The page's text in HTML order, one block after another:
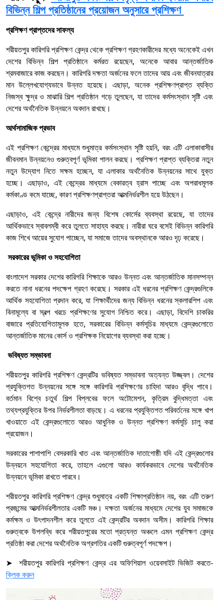
বিভিন্ন শিল্প প্রতিষ্ঠানের প্রয়োজন অনুসারে প্রশিক্ষণ
প্রশিক্ষণ প্রাপ্তদের সাফল্য
শরীয়তপুর কারিগরি প্রশিক্ষণ কেন্দ্র থেকে প্রশিক্ষণ গ্রহণকারীদের মধ্যে অনেকেই এখন
দেশের বিভিন্ন শিল্প প্রতিষ্ঠানে কর্মরত রয়েছেন, অনেকে আবার আন্তর্জাতিক
শ্রমবাজারে কাজ করছেন। কারিগরি দক্ষতা অর্জনের ফলে তাদের আয় এবং জীবনযাত্রার
মান উল্লেখযোগ্যভাবে উন্নত হয়েছে। এছাড়া, অনেক প্রশিক্ষণপ্রাপ্ত ব্যক্তি
নিজস্ব ক্ষুদ্র ও মাঝারি শিল্প প্রতিষ্ঠান গড়ে তুলছেন, যা তাদের কর্মসংস্থান সৃষ্টি এবং
দেশের অর্থনৈতিক উন্নয়নে অবদান রাখছে।
আর্থসামাজিক প্রভাব
এই প্রশিক্ষণ কেন্দ্রের মাধ্যমে শুধুমাত্র কর্মসংস্থান সৃষ্টি হয়নি, বরং এটি এলাকাবাসীর
জীবনমান উন্নয়নেও গুরুত্বপূর্ণ ভূমিকা পালন করছে। প্রশিক্ষণ প্রাপ্ত ব্যক্তিরা নতুন
নতুন উদ্যোগ নিতে সক্ষম হচ্ছেন, যা এলাকার অর্থনৈতিক উন্নয়নের সাথে যুক্ত
হচ্ছে। এছাড়াও, এই কেন্দ্রের মাধ্যমে বেকারত্ব হ্রাস পাচ্ছে এবং অপরাধমূলক
কর্মকাণ্ড কমে যাচ্ছে, কারণ প্রশিক্ষণপ্রাপ্তরা আত্মনির্ভরশীল হয়ে উঠছেন।
এছাড়াও, এই কেন্দ্রে নারীদের জন্য বিশেষ কোর্সের ব্যবস্থা রয়েছে, যা তাদের
আর্থিকভাবে স্বাবলম্বী করে তুলতে সাহায্য করছে। নারীরা ঘরে বসেই বিভিন্ন কারিগরি
কাজ শিখে আয়ের সুযোগ পাচ্ছেন, যা সমাজে তাদের অবস্থানকে আরও দৃঢ় করেছে।
সরকারের ভূমিকা ও সহযোগিতা
বাংলাদেশ সরকার দেশের কারিগরি শিক্ষাকে আরও উন্নত এবং আন্তর্জাতিক মানসম্পন্ন
করতে নানা ধরনের পদক্ষেপ গ্রহণ করেছে। সরকার এই ধরনের প্রশিক্ষণ কেন্দ্রগুলিকে
আর্থিক সহযোগিতা প্রদান করে, যা শিক্ষার্থীদের জন্য বিভিন্ন ধরনের স্কলারশিপ এবং
বিনামূল্যে বা স্বল্প খরচে প্রশিক্ষণের সুযোগ নিশ্চিত করে। এছাড়া, বিদেশি চাকরির
বাজারে প্রতিযোগিতামূলক হতে, সরকারের বিভিন্ন কর্মসূচির মাধ্যমে কেন্দ্রগুলোতে
আন্তর্জাতিক মানের কোর্স ও প্রশিক্ষক নিয়োগের ব্যবস্থা করা হচ্ছে।
ভবিষ্যত সম্ভাবনা
শরীয়তপুর কারিগরি প্রশিক্ষণ কেন্দ্রটির ভবিষ্যত সম্ভাবনা অত্যন্ত উজ্জ্বল। দেশের
প্রযুক্তিগত উন্নয়নের সঙ্গে সঙ্গে কারিগরি প্রশিক্ষণের চাহিদা আরও বৃদ্ধি পাবে।
বর্তমান বিশ্বে চতুর্থ শিল্প বিপ্লবের ফলে অটোমেশন, কৃত্রিম বুদ্ধিমত্তা এবং
তথ্যপ্রযুক্তির উপর নির্ভরশীলতা বাড়ছে। এ ধরনের প্রযুক্তিগত পরিবর্তনের সঙ্গে খাপ
খাওয়াতে এই কেন্দ্রগুলোতে আরও আধুনিক ও উন্নত প্রশিক্ষণ কর্মসূচি চালু করা
প্রয়োজন।
সরকারের পাশাপাশি বেসরকারি খাত এবং আন্তর্জাতিক দাতাগোষ্ঠী যদি এই কেন্দ্রগুলোর
উন্নয়নে সহযোগিতা করে, তাহলে এগুলো আরও কার্যকরভাবে দেশের অর্থনৈতিক
উন্নয়নে ভূমিকা রাখতে পারবে।
শরীয়তপুর কারিগরি প্রশিক্ষণ কেন্দ্র শুধুমাত্র একটি শিক্ষাপ্রতিষ্ঠান নয়, বরং এটি তরুণ
প্রজন্মের আত্মনির্ভরশীলতার একটি মঞ্চ। দক্ষতা অর্জনের মাধ্যমে দেশের যুব সমাজকে
কর্মক্ষম ও উৎপাদনশীল করে তুলতে এই কেন্দ্রটির অবদান অসীম। কারিগরি শিক্ষার
গুরুত্বকে উপলব্ধি করে শরীয়তপুরের মতো প্রত্যন্ত অঞ্চলে এমন প্রশিক্ষণ কেন্দ্র
প্রতিষ্ঠা করা দেশের অর্থনৈতিক অগ্রগতির একটি গুরুত্বপূর্ণ পদক্ষেপ।
➤ শরীয়তপুর কারিগরি প্রশিক্ষণ কেন্দ্র এর অফিশিয়াল ওয়েবসাইট ভিজিট করতে-
ক্লিক করুন